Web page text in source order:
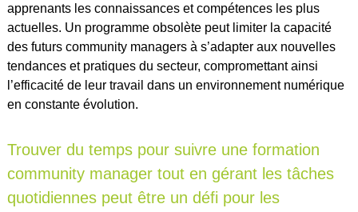
apprenants les connaissances et compétences les plus
actuelles. Un programme obsolète peut limiter la capacité
des futurs community managers à s’adapter aux nouvelles
tendances et pratiques du secteur, compromettant ainsi
l’efficacité de leur travail dans un environnement numérique
en constante évolution.
Trouver du temps pour suivre une formation
community manager tout en gérant les tâches
quotidiennes peut être un défi pour les